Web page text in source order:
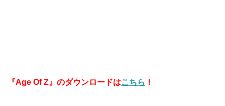
『Age Of Z』のダウンロードはこちら ！